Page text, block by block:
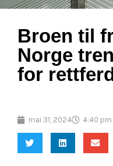
Broen til
Norge
for
mai 31, 2024 4:40 pm